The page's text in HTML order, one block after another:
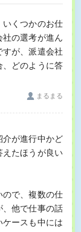
くつかのお仕
の選考が進ん
が、派遣会社
どのように答
まるまる
が進行中かど
たほうが良い
で、複数の仕
他で仕事の話
ースも中には